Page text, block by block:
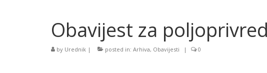
Obavijest za
by Urednik | posted in: Arhiva, Obavijesti | 0